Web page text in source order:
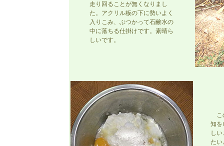
走り回ることが無くなりまし
た。アクリル板の下に勢いよく
入りこみ、ぶつかって石鹸水の
中に落ちる仕掛けです。素晴ら
しいです。
こ
知を
し
た